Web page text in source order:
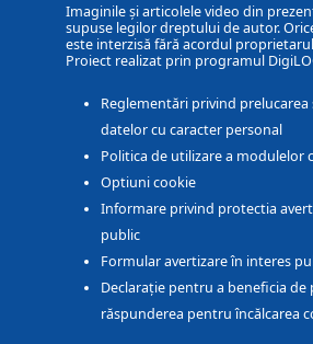
Imaginile și articolele video din
supuse legilor dreptului de autor.
este interzisă fără acordul
Proiect realizat prin programul
Reglementări privind prelucarea
datelor cu caracter personal
Politica de utilizare a modulelor
Optiuni cookie
Informare privind protectia
public
Formular avertizare în interes
Declarație pentru a beneficia
răspunderea pentru încălcarea